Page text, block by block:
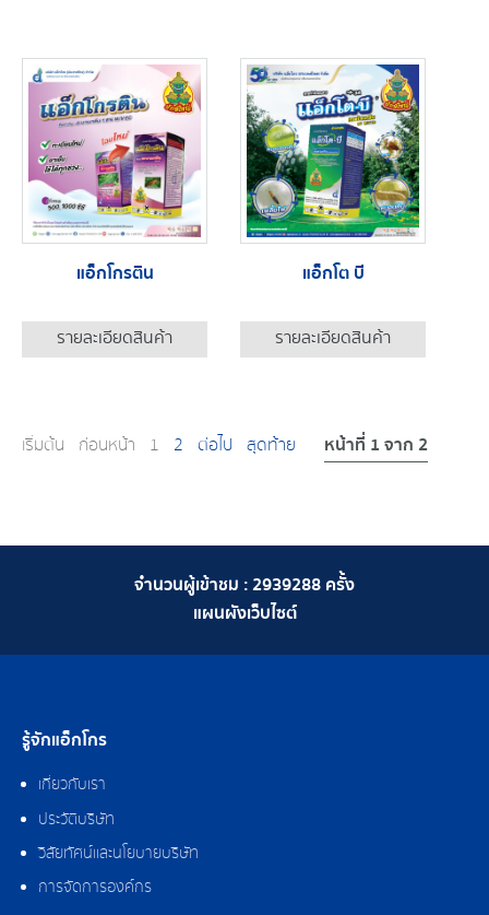
แอ็กโกรติน
รายละเอียดสินค้า
แอ็กโต บี
รายละเอียดสินค้า
เริ่มต้น ก่อนหน้า 1 2 ต่อไป สุดท้าย หน้าที่ 1 จาก 2
จำนวนผู้เข้าชม :2939288 ครั้ง
แผนผังเว็บไซต์
รู้จักแอ็กโกร
เกี่ยวกับเรา
ประวัติบริษัท
วิสัยทัศน์และนโยบายบริษัท
การจัดการองค์กร